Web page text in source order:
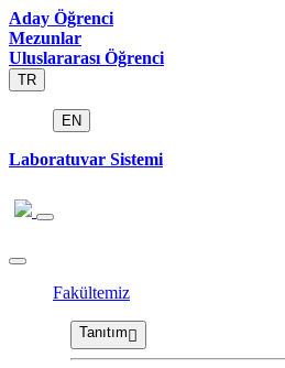
Aday Öğrenci
Mezunlar
Uluslararası Öğrenci
TR
EN
Laboratuvar Sistemi
Fakültemiz
Tanıtım